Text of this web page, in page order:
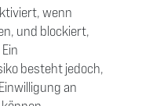
wenn
und blockiert,
besteht jedoch,
an